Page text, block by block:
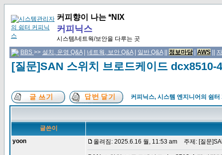
커피향이 나는 *NIX
커피닉스
시스템/네트웍/보안을 다루는 곳
BBS >> 설치, 운영 Q&A| 네트웍, 보안 Q&A| 일반 Q&A|| 정보마당| AWS
[질문]SAN 스위치 브로드케이드 dcx8510-
커피닉스, 시스템 엔지니어의 쉼터
글쓴이
yoon
올려짐: 2025.6.16 월, 11:53 am 주제: [질문